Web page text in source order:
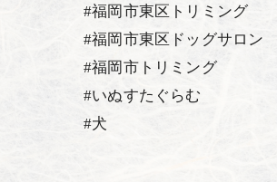
#福岡市東区トリミング
#福岡市東区ドッグサロン
#福岡市トリミング
#いぬすたぐらむ
#犬